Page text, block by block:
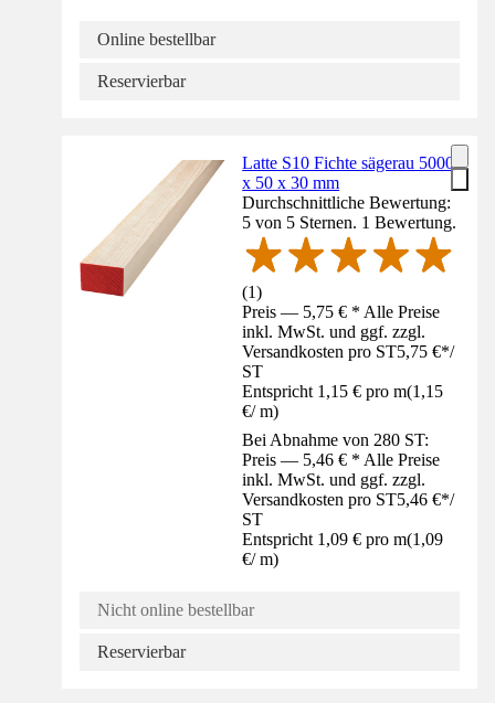
Online bestellbar
Reservierbar
Latte S10 Fichte sägerau 5000
x 50 x 30 mm
Durchschnittliche Bewertung:
5 von 5 Sternen. 1 Bewertung.
(1)
Preis — 5,75 € * Alle Preise
inkl. MwSt. und ggf. zzgl.
Versandkosten pro ST5,75 €*/
ST
Entspricht 1,15 € pro m(1,15
€/ m)
Bei Abnahme von 280 ST:
Preis — 5,46 € * Alle Preise
inkl. MwSt. und ggf. zzgl.
Versandkosten pro ST5,46 €*/
ST
Entspricht 1,09 € pro m(1,09
€/ m)
Nicht online bestellbar
Reservierbar